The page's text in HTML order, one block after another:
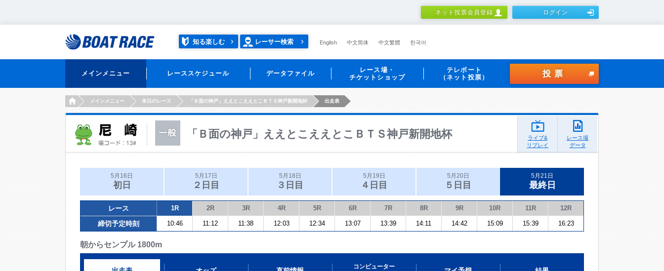
ネット投票会員登録 ログイン
知る楽しむ レーサー検索 English 中文简体 中文繁體 한국어
メインメニュー レーススケジュール データファイル
レース場・
チケットショップ
テレボート
（ネット投票）
投票
HOMEメインメニュー 本日のレース 「Ｂ面の神戸」ええとこええとこＢＴＳ神戸新開地杯 出走表
「Ｂ面の神戸」ええとこええとこＢＴＳ神戸新開地杯
ライブ&
リプレイ
レース場
データ
5月16日
初日
5月17日
２日目
5月18日
３日目
5月19日
４日目
5月20日
５日目
5月21日
最終日
レース 1R 2R 3R 4R 5R 6R 7R 8R 9R 10R 11R 12R
締切予定時刻 10:46 11:12 11:38 12:03 12:34 13:07 13:39 14:11 14:42 15:09 15:39 16:23
朝からセンプル 1800m
コンピューター